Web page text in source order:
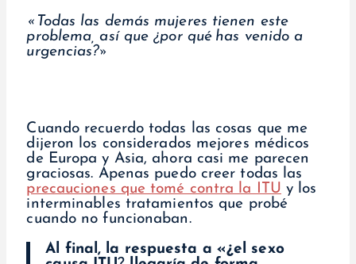
«Todas las demás mujeres tienen este
problema, así que ¿por qué has venido a
urgencias?»
Cuando recuerdo todas las cosas que me
dijeron los considerados mejores médicos
de Europa y Asia, ahora casi me parecen
graciosas. Apenas puedo creer todas las
precauciones que tomé contra la ITU y los
interminables tratamientos que probé
cuando no funcionaban.
Al final, la respuesta a «¿el sexo